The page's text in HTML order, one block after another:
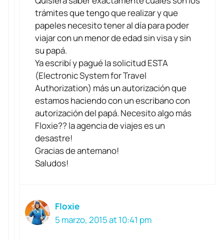
trámites que tengo que realizar y que
papeles necesito tener al día para poder
viajar con un menor de edad sin visa y sin
su papá.
Ya escribí y pagué la solicitud ESTA
(Electronic System for Travel
Authorization) más un autorización que
estamos haciendo con un escribano con
autorización del papá. Necesito algo más
Floxie?? la agencia de viajes es un
desastre!
Gracias de antemano!
Saludos!
Floxie
5 marzo, 2015 at 10:41 pm